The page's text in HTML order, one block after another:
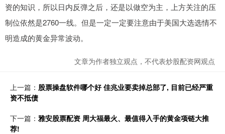
资的知识，所以日内反弹之后，还是以做空为主，上方关注的压
制位依然是2760一线。但是一定一定要注意由于美国大选选情不
明造成的黄金异常波动。
文章为作者独立观点，不代表炒股配资网观点
上一篇： 股票操盘软件哪个好 佳兆业要卖掉总部了, 目前已经严重
资不抵债
下一篇： 雅安股票配资 周大福最火、最值得入手的黄金项链大推
荐!